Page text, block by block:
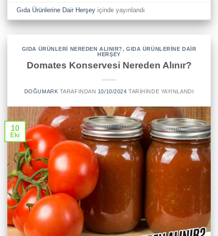
Gıda Ürünlerine Dair Herşey içinde yayınlandı
GIDA ÜRÜNLERI NEREDEN ALINIR?,GIDA ÜRÜNLERINE DAIR
HERŞEY
Domates Konservesi Nereden Alınır?
DOĞUMARK TARAFINDAN 10/10/2024 TARIHINDE YAYINLANDI
10
Eki